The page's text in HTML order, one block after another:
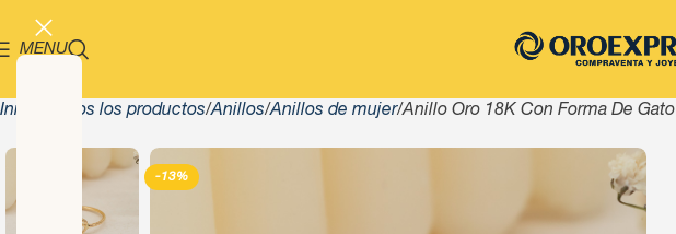
MENU
Inicio Todos los productos Anillos Anillos de mujer Anillo Oro 18K Con Forma De Gato
-13%